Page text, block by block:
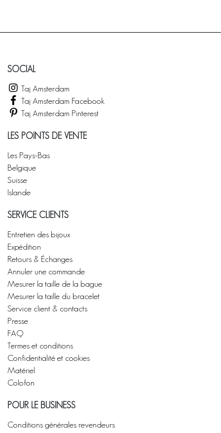
SOCIAL
Taj Amsterdam
Taj Amsterdam Facebook
Taj Amsterdam Pinterest
LES POINTS DE VENTE
Les Pays-Bas
Belgique
Suisse
Islande
SERVICE CLIENTS
Entretien des bijoux
Expédition
Retours & Échanges
Annuler une commande
Mesurer la taille de la bague
Mesurer la taille du bracelet
Service client & contacts
Presse
FAQ
Termes et conditions
Confidentialité et cookies
Matériel
Colofon
POUR LE BUSINESS
Conditions générales revendeurs